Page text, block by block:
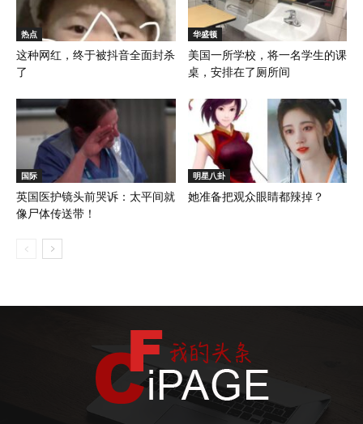
热点
这种网红，终于被抖音全面封杀
了
华盛顿
美国一所学校，将一名学生的课
桌，安排在了厕所间
国际
英国医护镜头前哭诉：太平间就
像尸体传送带！
明星八卦
她准备把观众眼睛都辣掉？